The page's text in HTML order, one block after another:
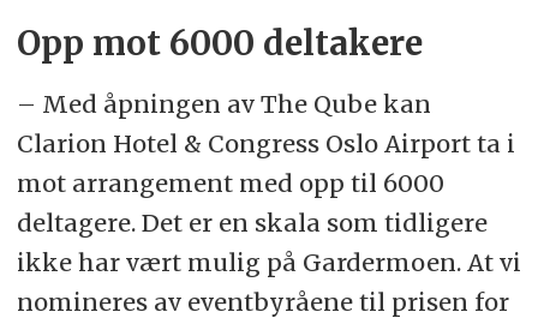
Opp mot 6000 deltakere
– Med åpningen av The Qube kan
Clarion Hotel & Congress Oslo Airport ta i
mot arrangement med opp til 6000
deltagere. Det er en skala som tidligere
ikke har vært mulig på Gardermoen. At vi
nomineres av eventbyråene til prisen for